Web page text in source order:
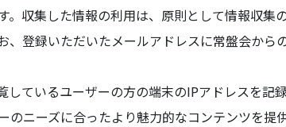
収集した情報の利用は、原則として情報収
登録いただいたメールアドレスに常盤会から
いるユーザーの方の端末のIPアドレスを記
ニーズに合ったより魅力的なコンテンツを提